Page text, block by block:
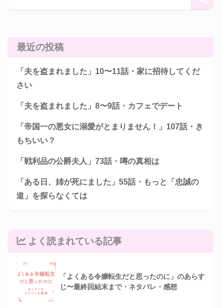
最近の投稿
「夫を盗まれました」10〜11話・家に招待してくだ
さい
「夫を盗まれました」8〜9話・カフェでデート
「帝国一の悪女に溺愛がとまりません！」107話・き
もちいい？
「戦利品の公爵夫人」73話・噂の真相は
「ある日、姉が死にました」55話・もっと「忠誠の
道」を探らなくては
よく読まれている記事
「よくある令嬢転生だと思ったのに」のあらす
じ〜最終回結末まで・ネタバレ・感想